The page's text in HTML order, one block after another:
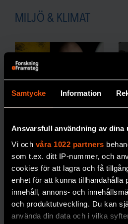
Samtycke Information
Ansvarsfull användning av dina
Vi och våra 1022 partners
som t.ex. ditt IP-nummer, och
cookies för att lagra och få
enhet för att kunna tillhandahålla
innehåll, annons- och
och produktutveckling. Du kan
använda din data och i vilka
MILJÖ & KLIMAT
Johan Eklöf:
”Vi ska vara
rädda om
månskenet”
I boken Månljus
skildrar biologen
Johan Eklöf de
rytmer månen ger
upphov till på